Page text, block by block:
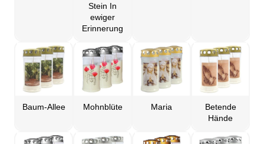
Stein In
ewiger
Erinnerung
Baum-Allee Mohnblüte Maria
Betende
Hände